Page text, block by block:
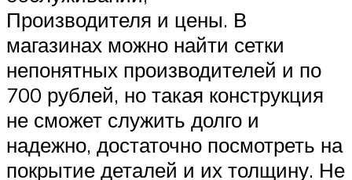
Производителя и цены. В
магазинах можно найти сетки
непонятных производителей и по
700 рублей, но такая конструкция
не сможет служить долго и
надежно, достаточно посмотреть на
покрытие деталей и их толщину. Не